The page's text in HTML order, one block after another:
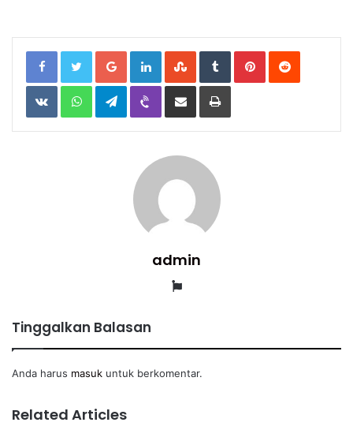
Google+LinkedInStumbleUpon
TumblrPinterestReddit
VKontakteWhatsAppTelegramViber Share
Email
Print
admin
Website
Tinggalkan Balasan
Anda harus masuk untuk berkomentar.
Related Articles